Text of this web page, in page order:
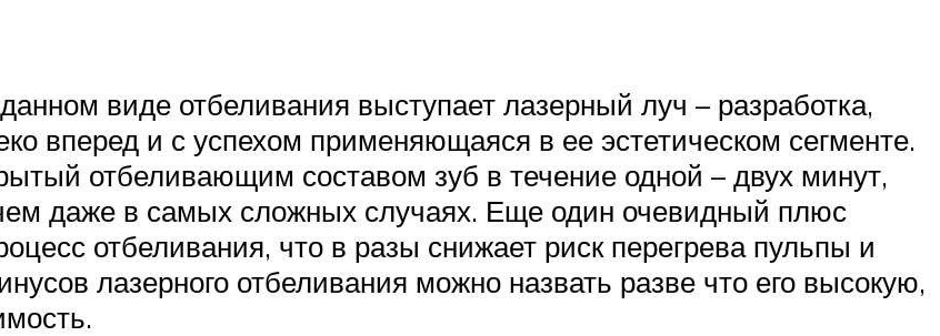
виде отбеливания выступает лазерный луч – разработка,
вперед и с успехом применяющаяся в ее эстетическом сегменте.
отбеливающим составом зуб в течение одной – двух минут,
даже в самых сложных случаях. Еще один очевидный плюс
отбеливания, что в разы снижает риск перегрева пульпы и
лазерного отбеливания можно назвать разве что его высокую,